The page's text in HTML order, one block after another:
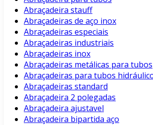
Abraçadeira stauff
Abraçadeiras de aço inox
Abraçadeiras especiais
Abraçadeiras industriais
Abraçadeiras inox
Abraçadeiras metálicas para tubos
Abraçadeiras para tubos
Abraçadeiras standard
Abraçadeira 2 polegadas
Abraçadeira ajustavel
Abraçadeira bipartida aço